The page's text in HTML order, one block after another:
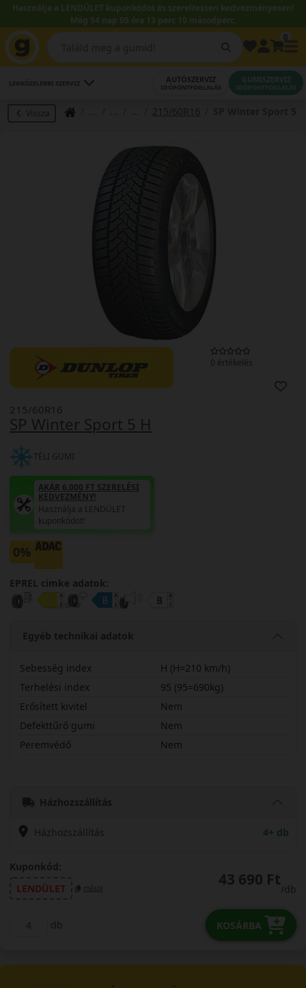
Használja a LENDÜLET kuponkódot és szereltessen kedvezményesen!
Még 54 nap 05 óra 13 perc 09 másodperc.
LEGKÖZELEBBI SZERVIZ AUTÓSZERVIZ
IDŐPONTFOGLALÁS
GUMISZERVIZ
IDŐPONTFOGLALÁS
Vissza 215/60R16
0 értékelés
SP Winter Sport 5 H
215/60R16
TÉLI GUMI
AKÁR 6.000 FT SZERELÉSI
KEDVEZMÉNY!
Használja a LENDÜLET
kuponkódot!
0%
EPREL cimke adatok:
Egyéb technikai adatok
Sebesség index
H (H=210 km/h)
Terhelési index
95 (95=690kg)
Erősített kivitel
Nem
Defekttűrő gumi
Nem
Peremvédő
Nem
Házhozszállítás
Házhozszállítás 4+ db
Kuponkód:
LENDÜLET
másol 43 690 Ft
/db
db KOSÁRBA